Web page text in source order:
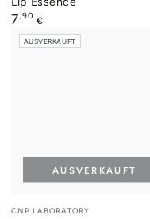
Regulärer
7,90 €
Verkäufer/in:
CNP LABORATORY
AUSVERKAUFT
AUSVERKAUFT